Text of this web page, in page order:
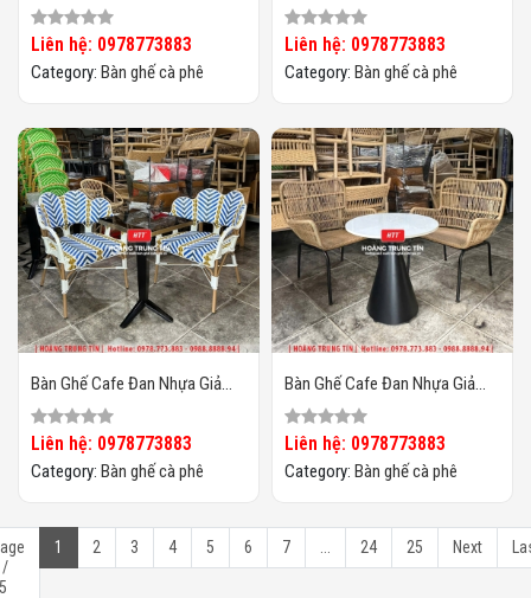
HTT02
Liên hệ: 0978773883
Category: Bàn ghế cà phê
HTT01
Liên hệ: 0978773883
Category: Bàn ghế cà phê
Bàn Ghế Cafe Đan Nhựa Giả
Mây HTT-066
Liên hệ: 0978773883
Category: Bàn ghế cà phê
Bàn Ghế Cafe Đan Nhựa Giả
Mây HTT-065
Liên hệ: 0978773883
Category: Bàn ghế cà phê
/
1 2 3 4 5 6 7 24 25 Next